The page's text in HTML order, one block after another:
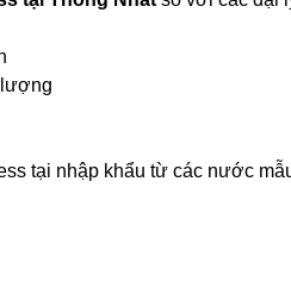
lượng
tại nhập khẩu từ các nước